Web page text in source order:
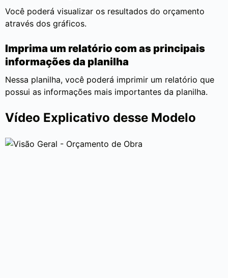
Você poderá visualizar os resultados do orçamento
através dos gráficos.
Imprima um relatório com as principais
informações da planilha
Nessa planilha, você poderá imprimir um relatório que
possui as informações mais importantes da planilha.
Vídeo Explicativo desse Modelo